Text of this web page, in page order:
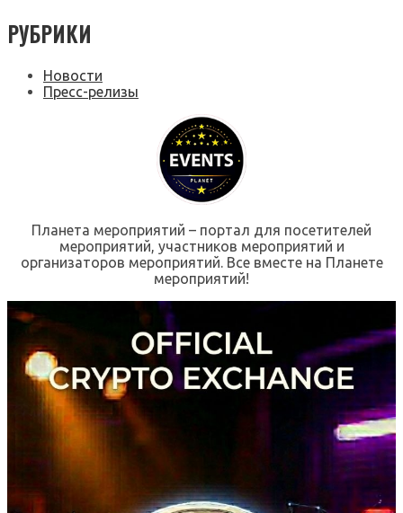
РУБРИКИ
Новости
Пресс-релизы
Планета мероприятий – портал для посетителей
мероприятий, участников мероприятий и
организаторов мероприятий. Все вместе на Планете
мероприятий!